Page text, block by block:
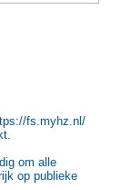
fs.myhz.nl/
om alle
op publieke